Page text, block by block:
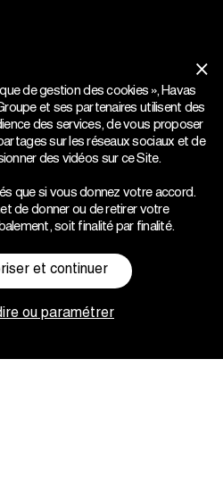
×
de gestion des cookies », Havas
et ses partenaires utilisent des
des services, de vous proposer
sur les réseaux sociaux et de
des vidéos sur ce Site.
que si vous donnez votre accord.
de donner ou de retirer votre
soit finalité par finalité.
et continuer
ou paramétrer